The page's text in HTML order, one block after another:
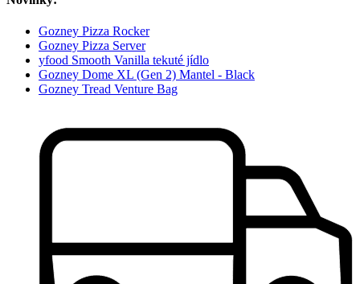
Gozney Pizza Rocker
Gozney Pizza Server
yfood Smooth Vanilla tekuté jídlo
Gozney Dome XL (Gen 2) Mantel - Black
Gozney Tread Venture Bag